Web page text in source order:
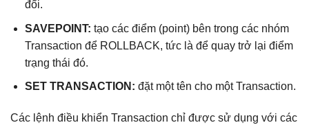
đổi.
SAVEPOINT: tạo các điểm (point) bên trong các nhóm
Transaction để ROLLBACK, tức là để quay trở lại điểm
trạng thái đó.
SET TRANSACTION: đặt một tên cho một Transaction.
Các lệnh điều khiển Transaction chỉ được sử dụng với các